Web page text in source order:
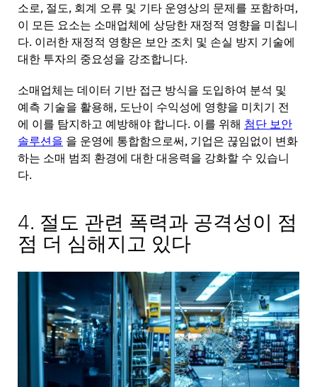
소로, 절도, 회계 오류 및 기타 운영상의 문제를 포함하며,
이 모든 요소는 소매업체에 상당한 재정적 영향을 미칩니
다. 이러한 재정적 영향은 보안 조치 및 손실 방지 기술에
대한 투자의 중요성을 강조합니다.
소매업체는 데이터 기반 접근 방식을 도입하여 분석 및
예측 기술을 활용해, 도난이 수익성에 영향을 미치기 전
에 이를 탐지하고 예방해야 합니다. 이를 위해 첨단 보안
솔루션을 을 운영에 통합함으로써, 기업은 끊임없이 변화
하는 소매 범죄 환경에 대한 대응력을 강화할 수 있습니
다.
4. 절도 관련 폭력과 공격성이 점
점 더 심해지고 있다